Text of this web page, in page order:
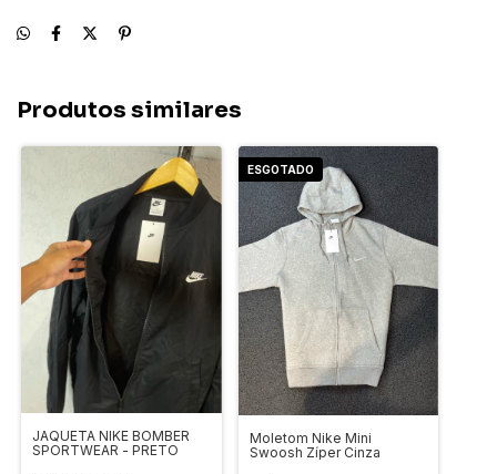
Produtos similares
JAQUETA NIKE BOMBER
SPORTWEAR - PRETO
ESGOTADO
Moletom Nike Mini
Swoosh Zíper Cinza